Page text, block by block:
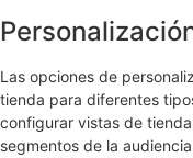
Las opciones de
tienda para diferentes
configurar vistas de
segmentos de la